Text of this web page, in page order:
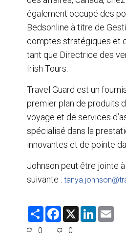
également occupé des
Bedsonline à titre de
comptes stratégiques et
tant que Directrice des
Irish Tours.
Travel Guard est un
premier plan de produits
voyage et de services
spécialisé dans la
innovantes et de pointe
Johnson peut être jointe à
suivante :
S
F
e
X
L
0 0